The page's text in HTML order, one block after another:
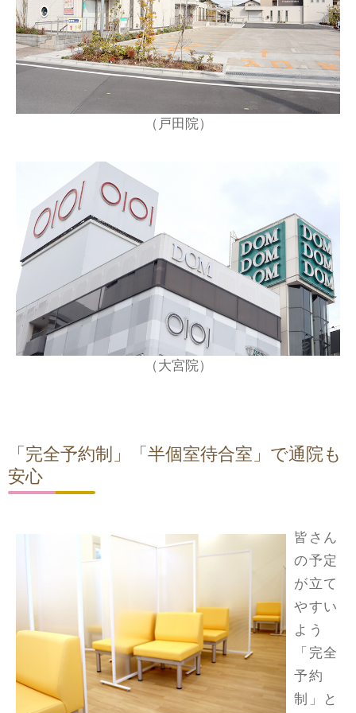
（戸田院）
（大宮院）
「完全予約制」「半個室待合室」で通院も
安心
皆さん
の予定
が立て
やすい
よう
「完全
予約
制」と